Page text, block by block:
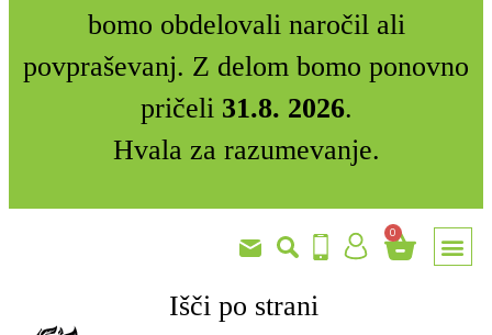
bomo obdelovali naročil ali
povpraševanj. Z delom bomo ponovno
pričeli 31.8. 2026.
Hvala za razumevanje.
0
Išči po strani